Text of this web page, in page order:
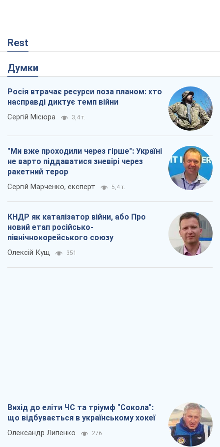
Rest
Думки
Росія втрачає ресурси поза планом: хто
насправді диктує темп війни
Сергій Місюра 3,4 т.
"Ми вже проходили через гірше": Україні
не варто піддаватися зневірі через
ракетний терор
Сергій Марченко, експерт 5,4 т.
КНДР як каталізатор війни, або Про
новий етап російсько-
північнокорейського союзу
Олексій Кущ 351
Вихід до еліти ЧС та тріумф "Сокола":
що відбувається в українському хокеї
Олександр Липенко 276